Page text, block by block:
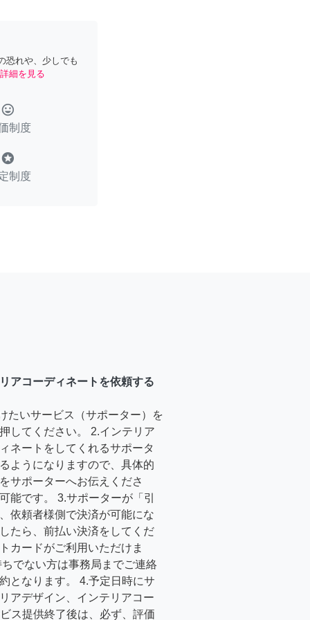
恐れや、少しでも
詳細を見る
tag_faces
制度
stars
制度
アコーディネートを依頼する
たいサービス（サポーター）を
してください。 2.インテリア
ネートをしてくれるサポータ
ようになりますので、具体的
サポーターへお伝えくださ
能です。 3.サポーターが「引
依頼者様側で決済が可能にな
たら、前払い決済をしてくだ
カードがご利用いただけま
でない方は事務局までご連絡
となります。 4.予定日時にサ
アデザイン、インテリアコー
ス提供終了後は、必ず、評価